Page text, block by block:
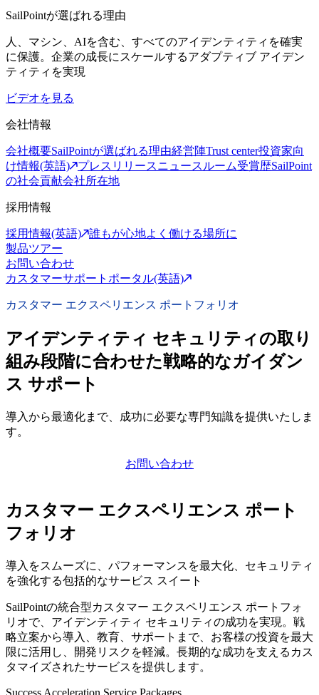
SailPointが選ばれる理由
人、マシン、AIを含む、すべてのアイデンティティを確実
に保護。企業の成長にスケールするアダプティブ アイデン
ティティを実現
ビデオを見る
会社情報
会社概要SailPointが選ばれる理由経営陣Trust center投資家向
け情報(英語)
プレスリリースニュースルーム受賞歴SailPoint
の社会貢献会社所在地
採用情報
採用情報(英語)
誰もが心地よく働ける場所に
製品ツアー
お問い合わせ
カスタマーサポートポータル(英語)
カスタマー エクスペリエンス ポートフォリオ
アイデンティティ セキュリティの取り
組み段階に合わせた戦略的なガイダン
ス サポート
導入から最適化まで、成功に必要な専門知識を提供いたしま
す。
お問い合わせ
カスタマー エクスペリエンス ポート
フォリオ
導入をスムーズに、パフォーマンスを最大化、セキュリティ
を強化する包括的なサービス スイート
SailPointの統合型カスタマー エクスペリエンス ポートフォ
リオで、アイデンティティ セキュリティの成功を実現。戦
略立案から導入、教育、サポートまで、お客様の投資を最大
限に活用し、開発リスクを軽減。長期的な成功を支えるカス
タマイズされたサービスを提供します。
Success Acceleration Service Packages